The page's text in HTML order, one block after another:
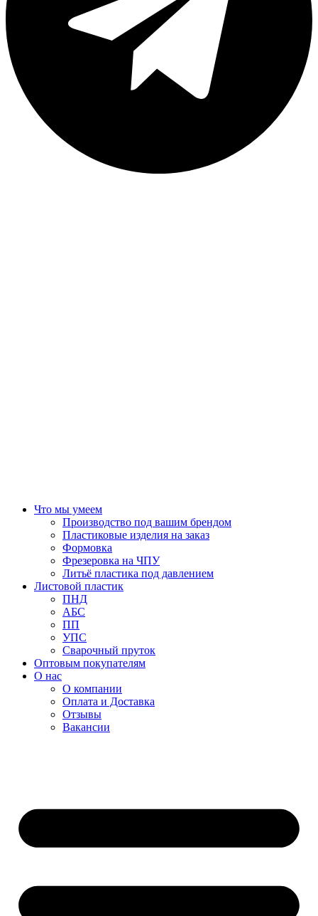
Что мы умеем
Производство под вашим брендом
Пластиковые изделия на заказ
Формовка
Фрезеровка на ЧПУ
Литьё пластика под давлением
Листовой пластик
ПНД
АБС
ПП
УПС
Сварочный пруток
Оптовым покупателям
О нас
О компании
Оплата и Доставка
Отзывы
Вакансии